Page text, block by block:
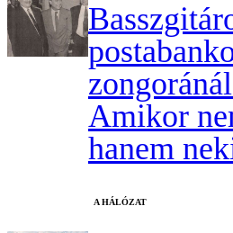
Amikor
hanem
A HÁLÓZAT